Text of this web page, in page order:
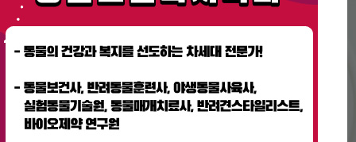
공지사항
청주대학교 - 국립생태원 협약식 진행
청주대학교 - 한국애견연맹, 청주 탑애견미용학원 업무협약 2025-03-06